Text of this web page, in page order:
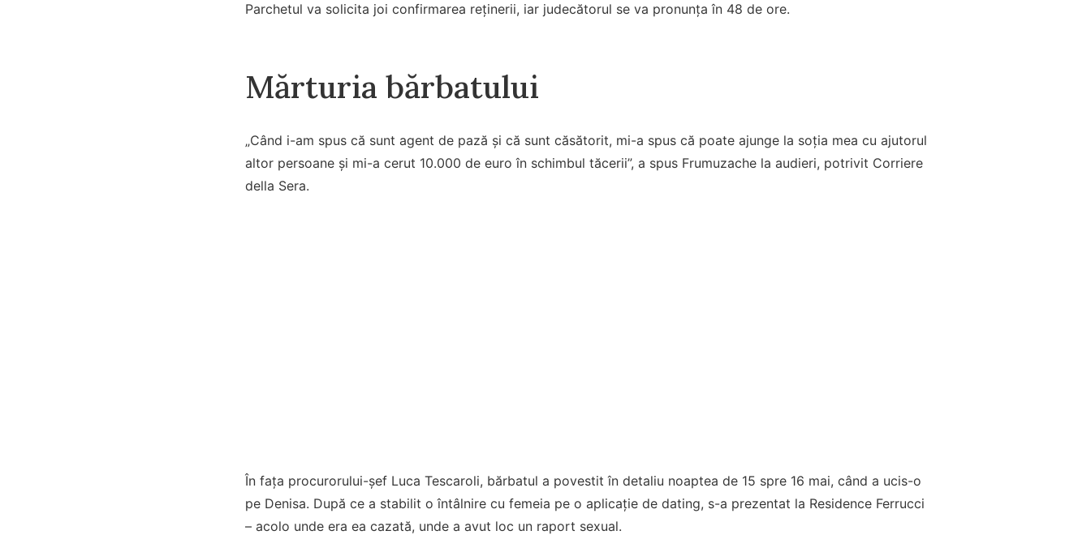
Parchetul va solicita joi confirmarea reținerii, iar judecătorul se va pronunța în 48 de ore.
Mărturia bărbatului
„Când i-am spus că sunt agent de pază și că sunt căsătorit, mi-a spus că poate ajunge la soția mea cu ajutorul
altor persoane și mi-a cerut 10.000 de euro în schimbul tăcerii”, a spus Frumuzache la audieri, potrivit Corriere
della Sera.
În fața procurorului-șef Luca Tescaroli, bărbatul a povestit în detaliu noaptea de 15 spre 16 mai, când a ucis-o
pe Denisa. După ce a stabilit o întâlnire cu femeia pe o aplicație de dating, s-a prezentat la Residence Ferrucci
– acolo unde era ea cazată, unde a avut loc un raport sexual.